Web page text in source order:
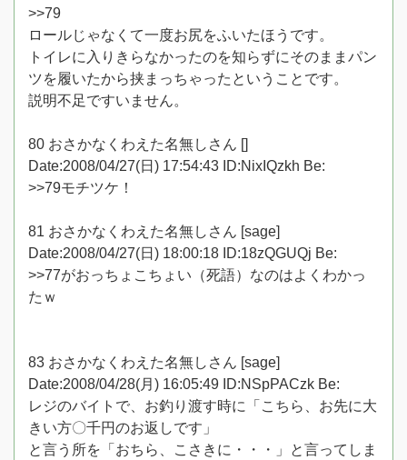
>>79
ロールじゃなくて一度お尻をふいたほうです。
トイレに入りきらなかったのを知らずにそのままパン
ツを履いたから挟まっちゃったということです。
説明不足ですいません。
80 おさかなくわえた名無しさん []
Date:2008/04/27(日) 17:54:43 ID:NixIQzkh Be:
>>79モチツケ！
81 おさかなくわえた名無しさん [sage]
Date:2008/04/27(日) 18:00:18 ID:18zQGUQj Be:
>>77がおっちょこちょい（死語）なのはよくわかっ
たｗ
83 おさかなくわえた名無しさん [sage]
Date:2008/04/28(月) 16:05:49 ID:NSpPACzk Be:
レジのバイトで、お釣り渡す時に「こちら、お先に大
きい方〇千円のお返しです」
と言う所を「おちら、こさきに・・・」と言ってしま